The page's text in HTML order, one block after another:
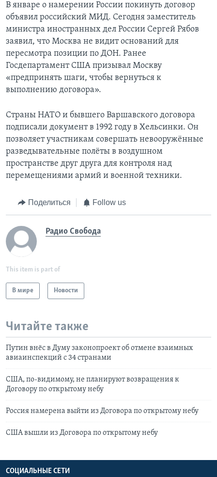
В январе о намерении России покинуть договор
объявил российский МИД. Сегодня заместитель
министра иностранных дел России Сергей Рябов
заявил, что Москва не видит оснований для
пересмотра позиции по ДОН. Ранее
Госдепартамент США призывал Москву
«предпринять шаги, чтобы вернуться к
выполнению договора».
Страны НАТО и бывшего Варшавского договора
подписали документ в 1992 году в Хельсинки. Он
позволяет участникам совершать невооружённые
разведывательные полёты в воздушном
пространстве друг друга для контроля над
перемещениями армий и военной техники.
Поделиться Follow us
Радио Свобода
This item is part of
В мире Новости
Читайте также
Путин внёс в Думу законопроект об отмене взаимных
авиаинспекций с 34 странами
США, по-видимому, не планируют возвращения к
Договору по открытому небу
Россия намерена выйти из Договора по открытому небу
США вышли из Договора по открытому небу
СОЦИАЛЬНЫЕ СЕТИ